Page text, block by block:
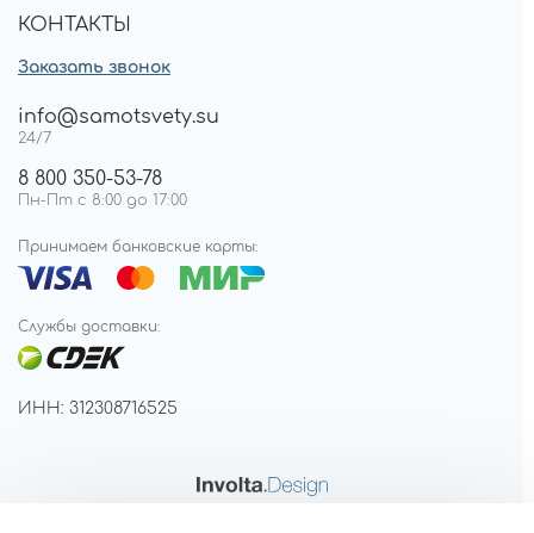
КОНТАКТЫ
Заказать звонок
info@samotsvety.su
24/7
8 800 350-53-78
Пн-Пт с 8:00 до 17:00
Принимаем банковские карты:
Службы доставки:
ИНН: 312308716525